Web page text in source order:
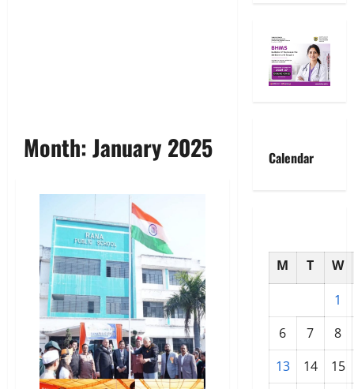
Month:January 2025 Calendar
M T
W
1
6
7
8
13
14
15